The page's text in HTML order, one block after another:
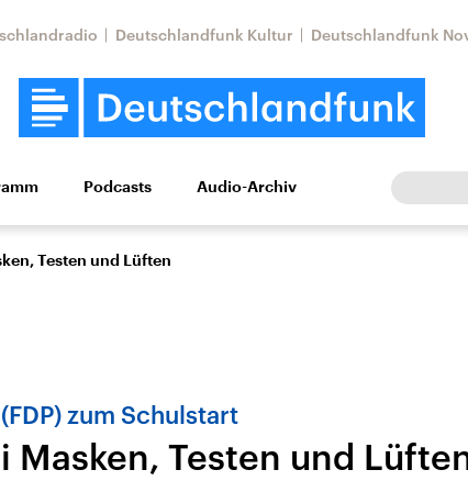
Deutschlandfunk Kultur Deutschlandfunk
Wissen Kultur Europa
Nahostkonflikt
Aktuelle Lage und
Iran
Podcasts Audio-Archiv
Testen und Lüften
zum Schulstart
Masken, Testen und